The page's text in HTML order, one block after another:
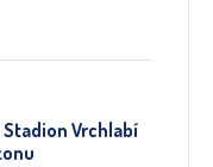
Vrchlabí